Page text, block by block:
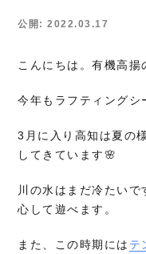
公開: 2022.03.17
こんにちは。有機高揚
今年もラフティングシ
3月に入り高知は夏の
してきています🌸
川の水はまだ冷たい
心して遊べます。
また、この時期には テ